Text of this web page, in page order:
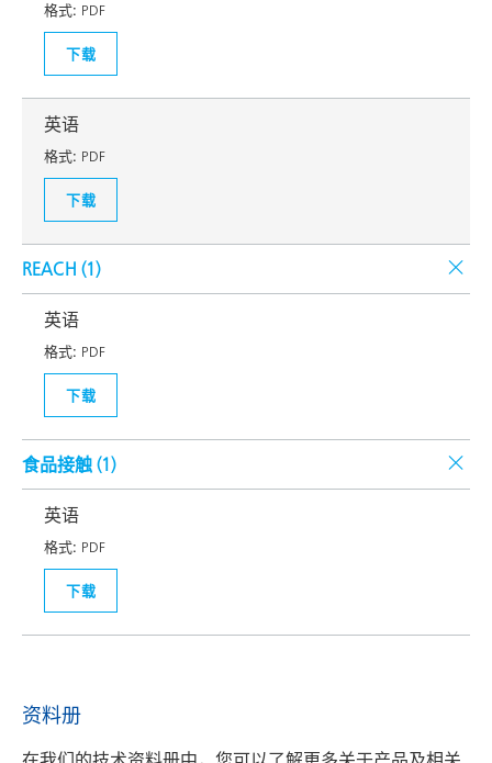
格式: PDF
下载
英语
格式: PDF
下载
REACH (1)
英语
格式: PDF
下载
食品接触 (1)
英语
格式: PDF
下载
资料册